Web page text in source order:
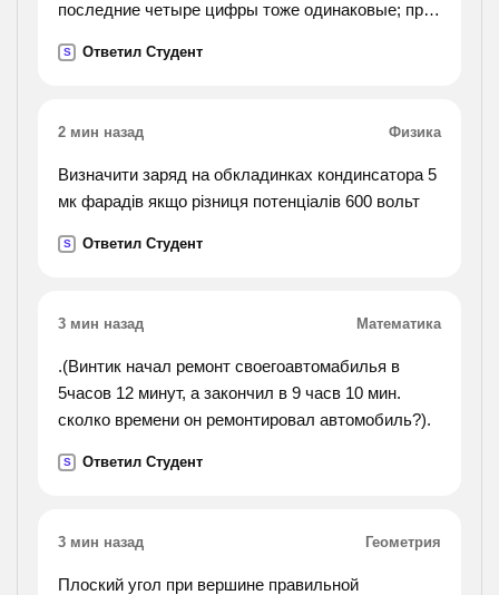
последние четыре цифры тоже одинаковые; при
числу, составленному из первой и последней
если вы возьметесь решать подробно опишите
как вы решали эту).
S Ответил Студент
2 мин назад Физика
Визначити заряд на обкладинках кондинсатора 5
мк фарадів якщо різниця потенціалів 600 вольт
S Ответил Студент
3 мин назад Математика
.(Винтик начал ремонт своегоавтомабилья в
5часов 12 минут, а закончил в 9 часв 10 мин.
сколко времени он ремонтировал автомобиль?).
S Ответил Студент
3 мин назад Геометрия
Плоский угол при вершине правильной